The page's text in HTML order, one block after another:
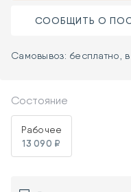
СООБЩИТЬ О
Самовывоз: бесплатно, в
Состояние
Рабочее
13 090 ₽